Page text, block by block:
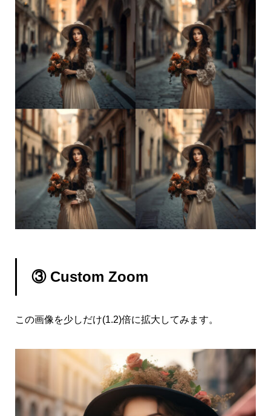
③ Custom Zoom
この画像を少しだけ(1.2)倍に拡大してみます。